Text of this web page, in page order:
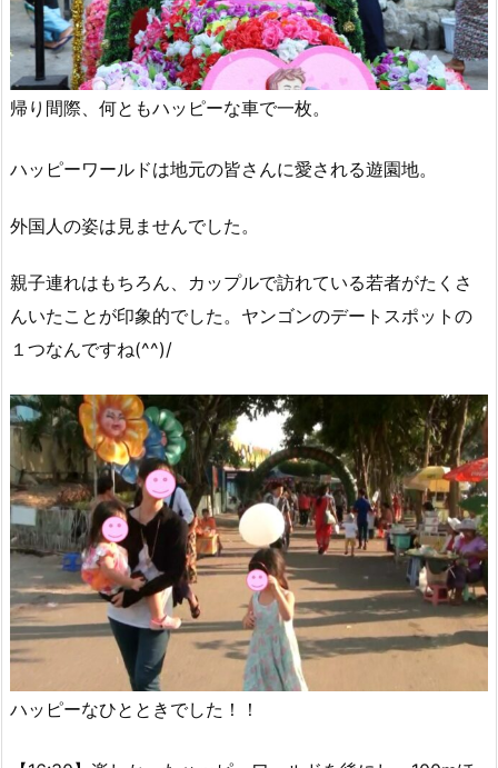
帰り間際、何ともハッピーな車で一枚。
ハッピーワールドは地元の皆さんに愛される遊園地。
外国人の姿は見ませんでした。
親子連れはもちろん、カップルで訪れている若者がたくさ
んいたことが印象的でした。ヤンゴンのデートスポットの
１つなんですね(^^)/
ハッピーなひとときでした！！